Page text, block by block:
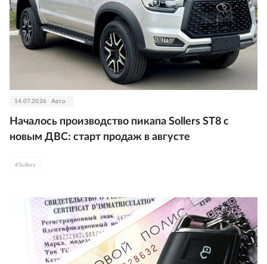
14.07.2026 Авто
Началось производство пикапа Sollers ST8 с
новым ДВС: старт продаж в августе
#Sollers